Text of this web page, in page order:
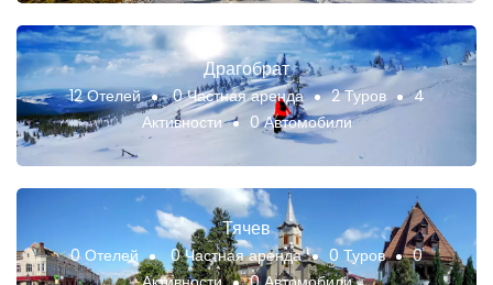
Драгобрат
12 Отелей 0 Частная аренда 2 Туров
4
Активности
0 Автомобили
Тячев
0 Отелей 0 Частная аренда 0 Туров
0